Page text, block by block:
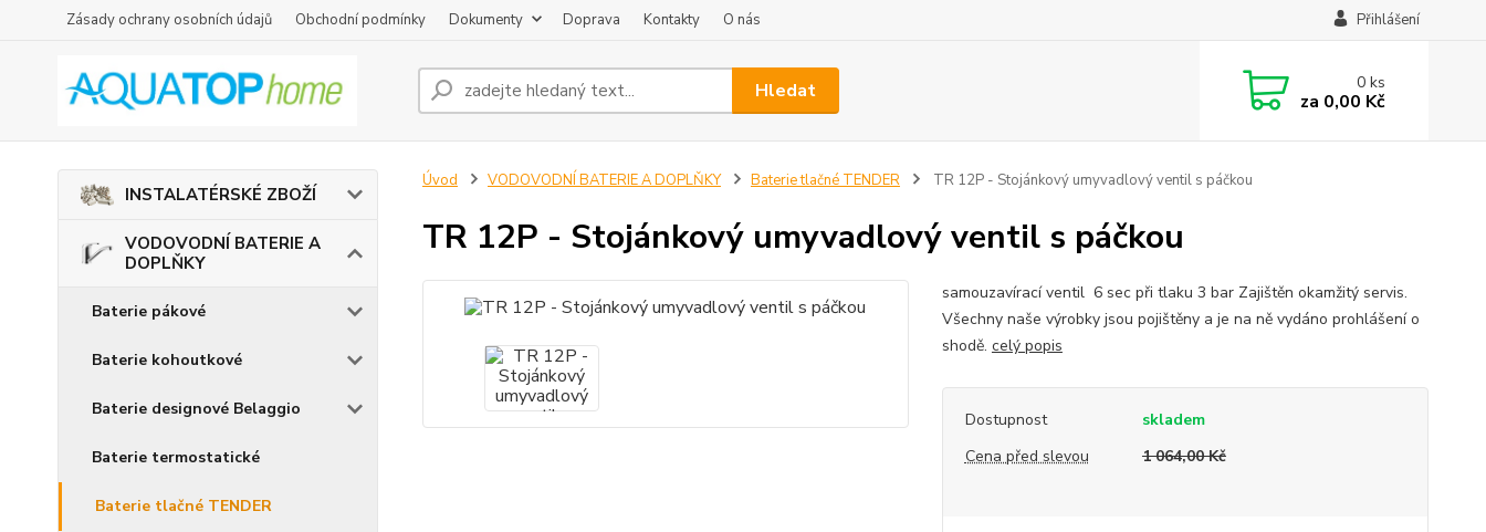
Zásady ochrany osobních údajů Obchodní podmínky Dokumenty Doprava Kontakty O nás Přihlášení
Hledat 0ks
za 0,00 Kč
INSTALATÉRSKÉ ZBOŽÍ
VODOVODNÍ BATERIE A
DOPLŇKY
Baterie pákové
Baterie kohoutkové
Baterie designové Belaggio
Baterie termostatické
Baterie tlačné TENDER
Úvod VODOVODNÍ BATERIE A DOPLŇKY Baterie tlačné TENDER TR 12P - Stojánkový umyvadlový ventil s páčkou
TR 12P - Stojánkový umyvadlový ventil s páčkou
samouzavírací ventil 6 sec při tlaku 3 bar Zajištěn okamžitý servis.
Všechny naše výrobky jsou pojištěny a je na ně vydáno prohlášení o
shodě. celý popis
Dostupnost
skladem
Cena před slevou
1 064,00 Kč